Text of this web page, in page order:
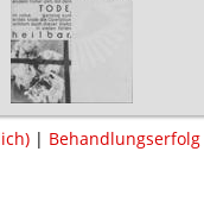
| Behandlungserfolg